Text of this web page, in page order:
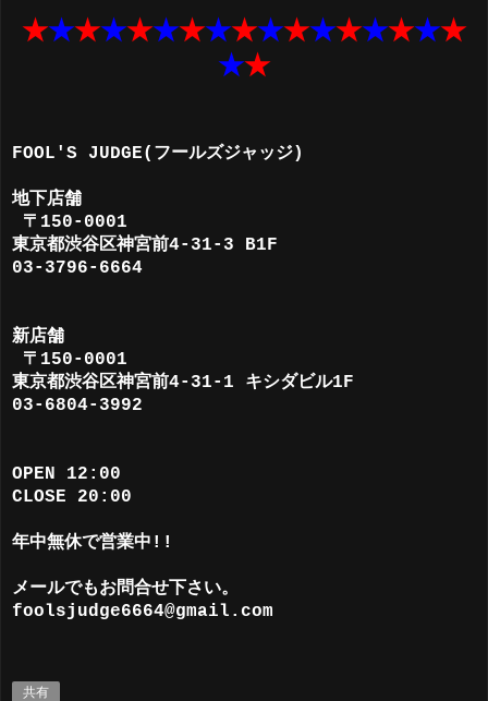
★★★★★★★★★★★★★★★★★
★★
FOOL'S JUDGE(フールズジャッジ)
地下店舗
〒150-0001
東京都渋谷区神宮前4-31-3 B1F
03-3796-6664
新店舗
〒150-0001
東京都渋谷区神宮前4-31-1 キシダビル1F
03-6804-3992
OPEN 12:00
CLOSE 20:00
年中無休で営業中!!
メールでもお問合せ下さい。
foolsjudge6664@gmail.com
共有